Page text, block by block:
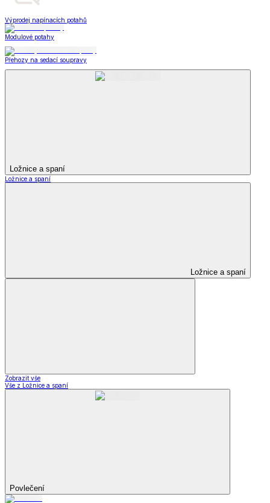
Výprodej napínacích potahů
Modulové potahy
Přehozy na sedací soupravy
Ložnice a spaní
Ložnice a spaní
Ložnice a spaní
Zobrazit vše
Vše z Ložnice a spaní
Povlečení